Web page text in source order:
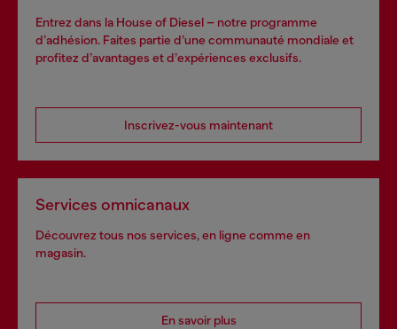
Entrez dans la House of Diesel – notre programme
d’adhésion. Faites partie d’une communauté mondiale et
profitez d’avantages et d’expériences exclusifs.
Inscrivez-vous maintenant
Services omnicanaux
Découvrez tous nos services, en ligne comme en
magasin.
En savoir plus